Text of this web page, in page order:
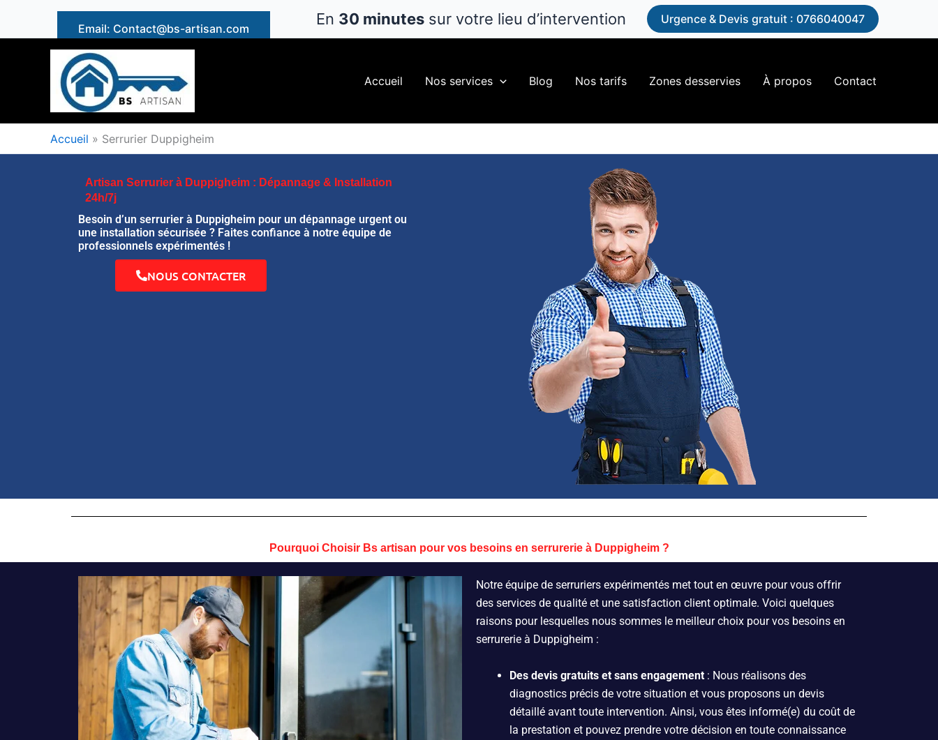
Email: Contact@bs-artisan.com
En 30 minutes sur votre lieu d’intervention Urgence & Devis gratuit : 0766040047
Accueil Nos services Blog Nos tarifs Zones desservies À propos Contact
Accueil » Serrurier Duppigheim
Artisan Serrurier à Duppigheim : Dépannage & Installation
24h/7j
Besoin d’un serrurier à Duppigheim pour un dépannage urgent ou
une installation sécurisée ? Faites confiance à notre équipe de
professionnels expérimentés !
NOUS CONTACTER
Pourquoi Choisir Bs artisan pour vos besoins en serrurerie à Duppigheim ?
Notre équipe de serruriers expérimentés met tout en œuvre pour vous offrir
des services de qualité et une satisfaction client optimale. Voici quelques
raisons pour lesquelles nous sommes le meilleur choix pour vos besoins en
serrurerie à Duppigheim :
Des devis gratuits et sans engagement : Nous réalisons des
diagnostics précis de votre situation et vous proposons un devis
détaillé avant toute intervention. Ainsi, vous êtes informé(e) du coût de
la prestation et pouvez prendre votre décision en toute connaissance